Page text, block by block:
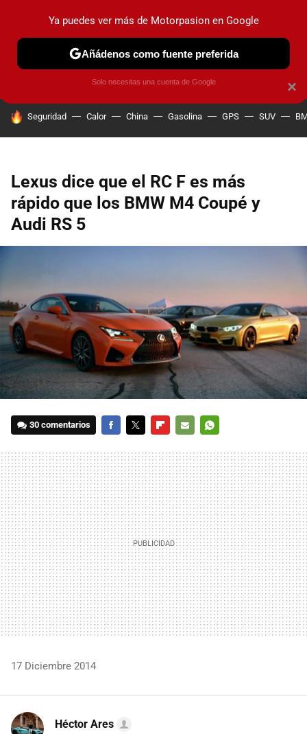
PRUEBAS COCHES ELÉCTRICOS OBSERVATORIO
HOY SE HABLA DE
Seguridad Calor China Gasolina GPS SUV
Lexus dice que el RC F es más
rápido que los BMW M4 Coupé y
Audi RS 5
30 comentarios
MAIL
17 Diciembre 2014
Héctor Ares
×
Ya puedes ver más de Motorpasion en Google
Añádenos como fuente preferida
Solo necesitas una cuenta de Google